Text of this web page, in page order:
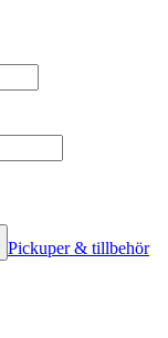
Pickuper & tillbehör